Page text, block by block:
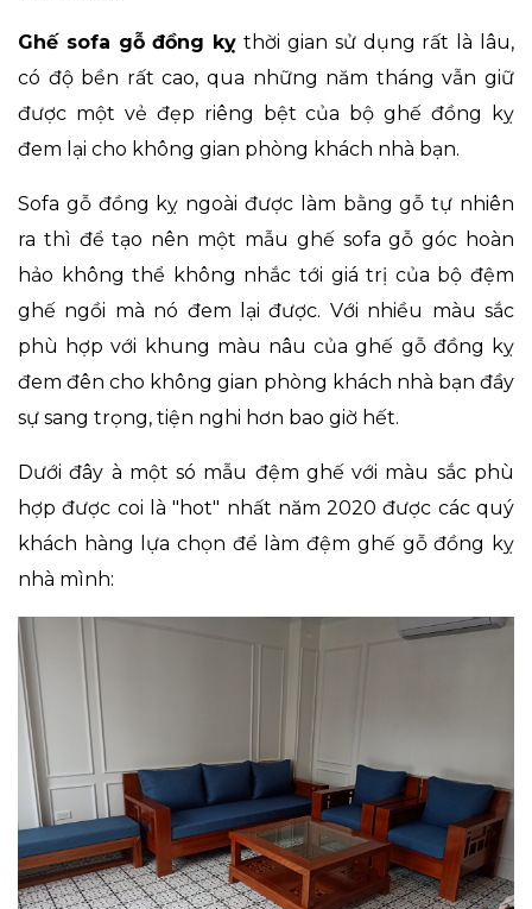
Ghế sofa gỗ đồng kỵ thời gian sử dụng rất là lâu,
có độ bền rất cao, qua những năm tháng vẫn giữ
được một vẻ đẹp riêng bệt của bộ ghế đồng kỵ
đem lại cho không gian phòng khách nhà bạn.
Sofa gỗ đồng kỵ ngoài được làm bằng gỗ tự nhiên
ra thì để tạo nên một mẫu ghế sofa gỗ góc hoàn
hảo không thể không nhắc tới giá trị của bộ đệm
ghế ngồi mà nó đem lại được. Với nhiều màu sắc
phù hợp với khung màu nâu của ghế gỗ đồng kỵ
đem đên cho không gian phòng khách nhà bạn đầy
sự sang trọng, tiện nghi hơn bao giờ hết.
Dưới đây à một só mẫu đệm ghế với màu sắc phù
hợp được coi là "hot" nhất năm 2020 được các quý
khách hàng lựa chọn để làm đệm ghế gỗ đồng kỵ
nhà mình: